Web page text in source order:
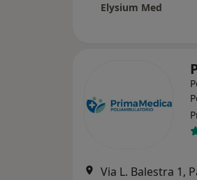
Elysium Med
Via L. Balestra 1,